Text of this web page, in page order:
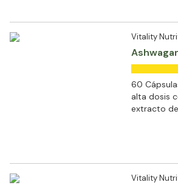
Vitality
60
alta dosis
extracto
Vitality